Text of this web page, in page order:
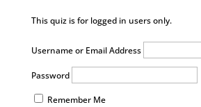
This quiz is for logged in users only.
Username or Email Address
Password
Remember Me